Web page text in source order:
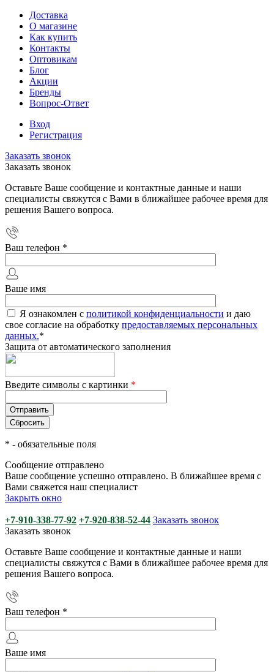
Доставка
О магазине
Как купить
Контакты
Оптовикам
Блог
Акции
Бренды
Вопрос-Ответ
Вход
Регистрация
Заказать звонок
Заказать звонок
Оставьте Ваше сообщение и контактные данные и наши
специалисты свяжутся с Вами в ближайшее рабочее время для
решения Вашего вопроса.
Ваш телефон *
Ваше имя
Я ознакомлен с политикой конфиденциальности и даю
свое согласие на обработку предоставляемых персональных
данных.*
Защита от автоматического заполнения
Введите символы с картинки *
* - обязательные поля
Сообщение отправлено
Ваше сообщение успешно отправлено. В ближайшее время с
Вами свяжется наш специалист
Закрыть окно
+7-910-338-77-92 +7-920-838-52-44 Заказать звонок
Заказать звонок
Оставьте Ваше сообщение и контактные данные и наши
специалисты свяжутся с Вами в ближайшее рабочее время для
решения Вашего вопроса.
Ваш телефон *
Ваше имя